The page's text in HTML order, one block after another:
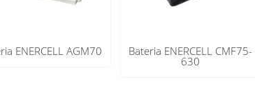
ENERCELL AGM70 Bateria ENERCELL CMF75-
630